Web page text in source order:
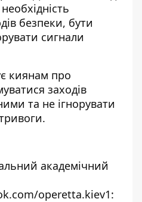
безпеки, бути
сигнали
киянам про
заходів
та не ігнорувати
академічний
operetta.kiev1: